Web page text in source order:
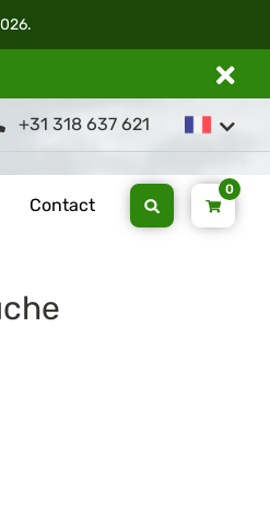
+31 318 637 621
Contact
0